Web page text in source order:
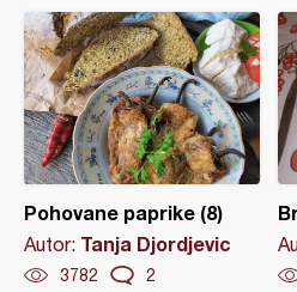
Pohovane paprike (8)
Autor: Tanja Djordjevic
3782 2